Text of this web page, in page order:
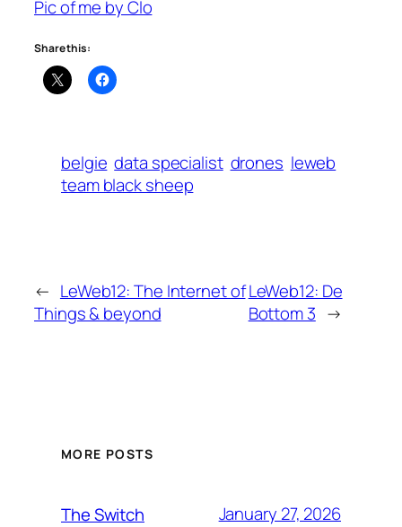
Pic of me by Clo
Share this:
belgie data specialist drones leweb
team black sheep
← LeWeb12: The Internet of
Things & beyond
LeWeb12: De
Bottom 3 →
MORE POSTS
The Switch January 27, 2026